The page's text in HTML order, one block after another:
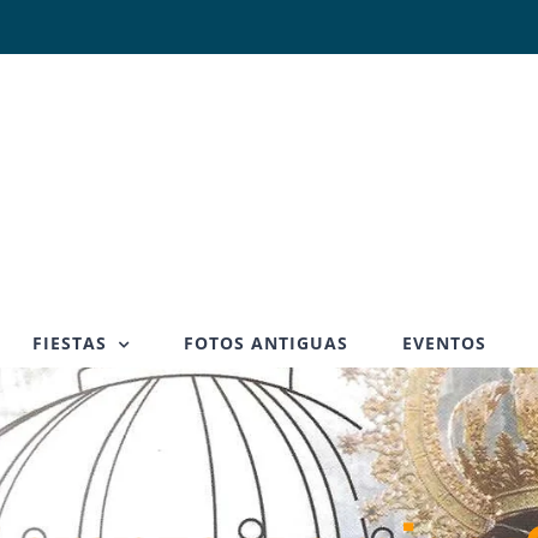
FIESTAS FOTOS ANTIGUAS EVENTOS